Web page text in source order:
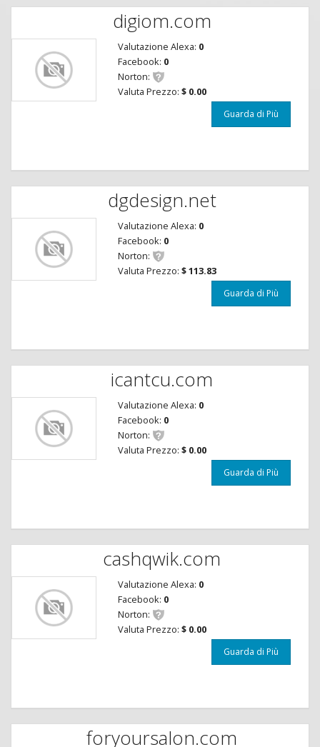
digiom.com
Valutazione Alexa: 0
Facebook: 0
Norton:
Valuta Prezzo: $ 0.00
Guarda di Più
dgdesign.net
Valutazione Alexa: 0
Facebook: 0
Norton:
Valuta Prezzo: $ 113.83
Guarda di Più
icantcu.com
Valutazione Alexa: 0
Facebook: 0
Norton:
Valuta Prezzo: $ 0.00
Guarda di Più
cashqwik.com
Valutazione Alexa: 0
Facebook: 0
Norton:
Valuta Prezzo: $ 0.00
Guarda di Più
foryoursalon.com